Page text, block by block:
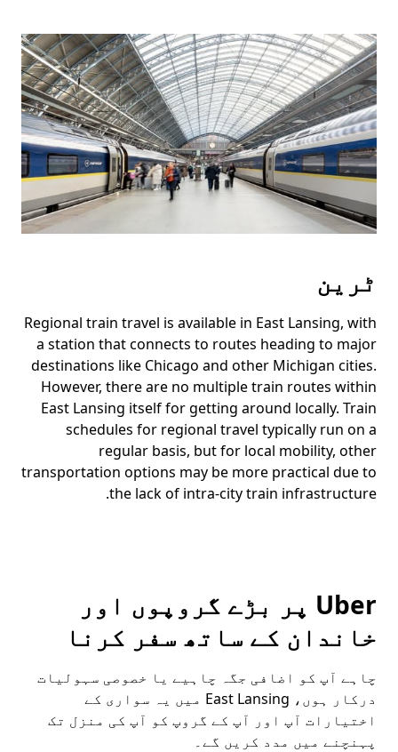
ٹرین
Regional train travel is available in East Lansing, with
a station that connects to routes heading to major
destinations like Chicago and other Michigan cities.
However, there are no multiple train routes within
East Lansing itself for getting around locally. Train
schedules for regional travel typically run on a
regular basis, but for local mobility, other
transportation options may be more practical due to
the lack of intra-city train infrastructure.
Uber پر بڑے گروپوں اور
خاندان کے ساتھ سفر کرنا
چاہے آپ کو اضافی جگہ چاہیے یا خصوصی سہولیات
درکار ہوں، East Lansing میں یہ سواری کے
اختیارات آپ اور آپ کے گروپ کو آپ کی منزل تک
پہنچنے میں مدد کریں گے۔